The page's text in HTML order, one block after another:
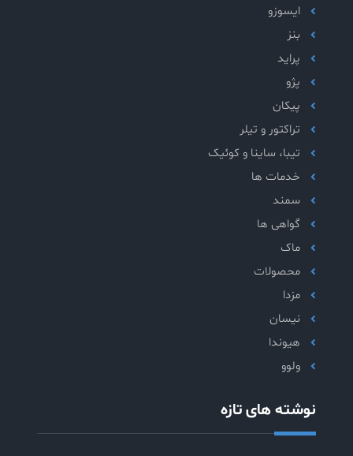
ایسوزو
بنز
پراید
پژو
پیکان
تراکتور و تیلر
تیبا، ساینا و کوئیک
خدمات ها
سمند
گواهی ها
ماک
محصولات
مزدا
نیسان
هیوندا
ولوو
نوشته های تازه